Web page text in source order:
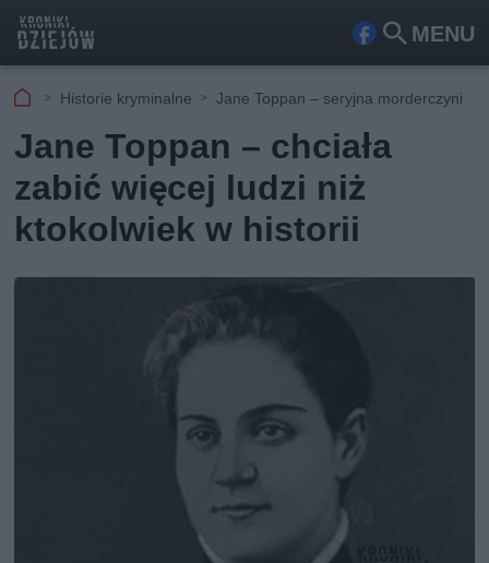
MENU
Fa
ook
Szu
Historie kryminalne Jane Toppan – seryjna morderczyni
Jane Toppan – chciała
zabić więcej ludzi niż
ktokolwiek w historii